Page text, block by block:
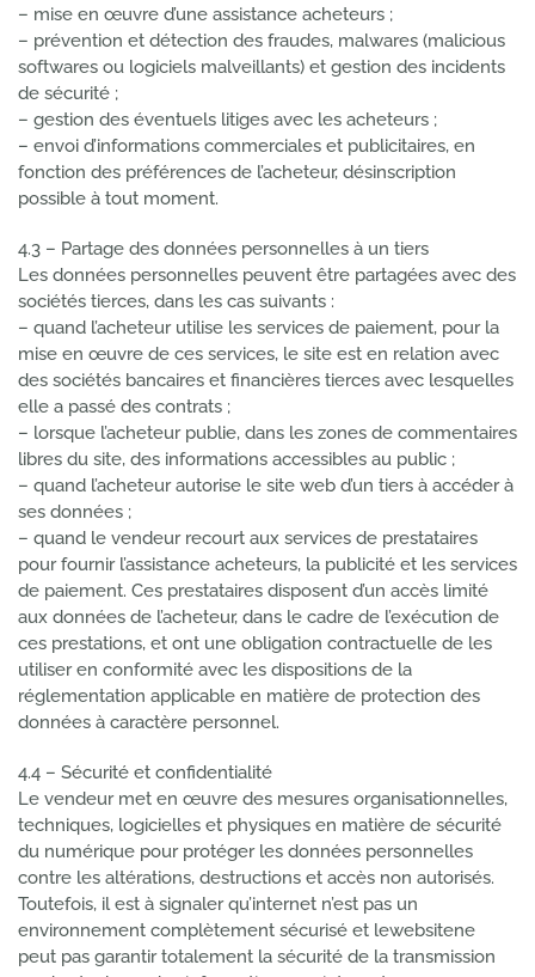
– mise en œuvre d’une assistance acheteurs ;
– prévention et détection des fraudes, malwares (malicious
softwares ou logiciels malveillants) et gestion des incidents
de sécurité ;
– gestion des éventuels litiges avec les acheteurs ;
– envoi d’informations commerciales et publicitaires, en
fonction des préférences de l’acheteur, désinscription
possible à tout moment.
4.3 – Partage des données personnelles à un tiers
Les données personnelles peuvent être partagées avec des
sociétés tierces, dans les cas suivants :
– quand l’acheteur utilise les services de paiement, pour la
mise en œuvre de ces services, le site est en relation avec
des sociétés bancaires et financières tierces avec lesquelles
elle a passé des contrats ;
– lorsque l’acheteur publie, dans les zones de commentaires
libres du site, des informations accessibles au public ;
– quand l’acheteur autorise le site web d’un tiers à accéder à
ses données ;
– quand le vendeur recourt aux services de prestataires
pour fournir l’assistance acheteurs, la publicité et les services
de paiement. Ces prestataires disposent d’un accès limité
aux données de l’acheteur, dans le cadre de l’exécution de
ces prestations, et ont une obligation contractuelle de les
utiliser en conformité avec les dispositions de la
réglementation applicable en matière de protection des
données à caractère personnel.
4.4 – Sécurité et confidentialité
Le vendeur met en œuvre des mesures organisationnelles,
techniques, logicielles et physiques en matière de sécurité
du numérique pour protéger les données personnelles
contre les altérations, destructions et accès non autorisés.
Toutefois, il est à signaler qu’internet n’est pas un
environnement complètement sécurisé et lewebsitene
peut pas garantir totalement la sécurité de la transmission